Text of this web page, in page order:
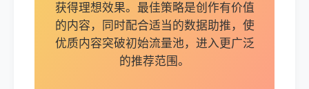
获得理想效果。最佳策略是创作有价值
的内容，同时配合适当的数据助推，使
优质内容突破初始流量池，进入更广泛
的推荐范围。